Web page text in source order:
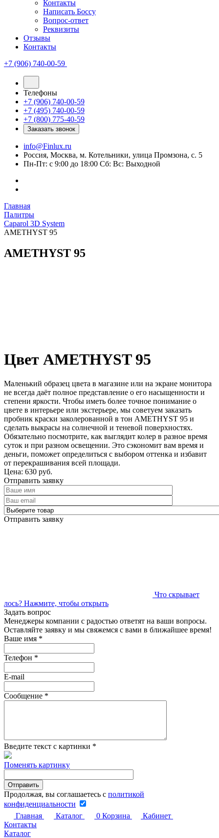
Контакты
Написать Боссу
Вопрос-ответ
Реквизиты
Отзывы
Контакты
+7 (906) 740-00-59
Телефоны
+7 (906) 740-00-59
+7 (495) 740-00-59
+7 (800) 775-40-59
Заказать звонок
info@Finlux.ru
Россия, Москва, м. Котельники, улица Промзона, с. 5
Пн-Пт: с 9:00 до 18:00 Сб: Вс: Выходной
Главная
Палитры
Caparol 3D System
AMETHYST 95
AMETHYST 95
Цвет AMETHYST 95
Маленький образец цвета в магазине или на экране монитора
не всегда даёт полное представление о его насыщенности и
степени яркости. Чтобы иметь более точное понимание о
цвете в интерьере или экстерьере, мы советуем заказать
пробник краски заколерованной в тон AMETHYST 95 и
сделать выкрасы на солнечной и теневой поверхностях.
Обязательно посмотрите, как выглядит колер в разное время
суток и при разном освещении. Это сэкономит вам время и
деньги, поможет определиться с выбором оттенка и избавит
от перекрашивания всей площади.
Цена: 630 руб.
Отправить заявку
Отправить заявку
Что скрывает
лось? Нажмите, чтобы открыть
Задать вопрос
Менеджеры компании с радостью ответят на ваши вопросы.
Оставляйте заявку и мы свяжемся с вами в ближайшее время!
Ваше имя *
Телефон *
E-mail
Сообщение *
Введите текст с картинки *
Поменять картинку
Продолжая, вы соглашаетесь с политикой
конфиденциальности
Главная
Каталог 0 Корзина
Кабинет
Контакты
Каталог